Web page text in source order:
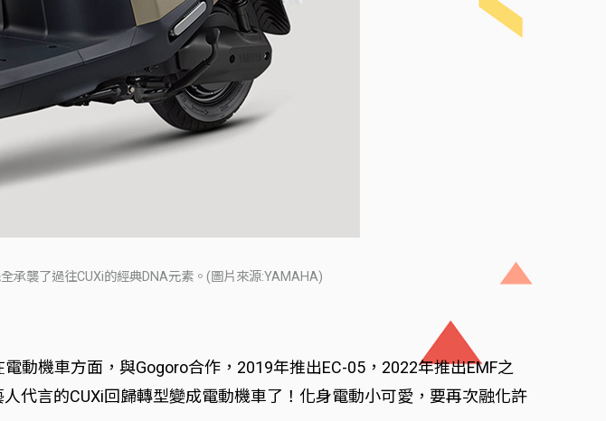
承襲了過往CUXi的經典DNA元素。(圖片來源:YAMAHA)
動機車方面，與Gogoro合作，2019年推出EC-05，2022年推出EMF之
代言的CUXi回歸轉型變成電動機車了！化身電動小可愛，要再次融化許